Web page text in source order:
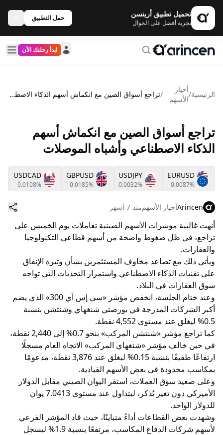
تحميل تطبيق أرينسن
تجربة أفضل على الجوال
حمل التطبيق
ابدأ رحلتك الآن
الرئيسية/
أخبار
الأسهم
/ تراجع أسواق الصين مع انكماش أسهم الذكاء الاصطناعي وأشباه الموصلات
تراجع أسواق الصين مع انكماش أسهم
الذكاء الاصطناعي وأشباه الموصلات
EURUSD
0.0087%
USDJPY
0.0032%
GBPUSD
0.0185%
USDCAD
0.0108%
Arincenأخبار الأسهممنذ 7 أشهر
أنهت غالبية مؤشرات الأسهم الصينية تعاملات يوم الخميس على
تراجع، في ظل ضغوط واضحة من أسهم قطاعي التكنولوجيا
والعقارات.
ويأتي ذلك مع تصاعد مخاوف المستثمرين بشأن وتيرة الإنفاق
على تقنيات الذكاء الاصطناعي واستمرار التحديات التي تواجه
سوق العقارات في البلاد.
وعند ختام الجلسة، انخفض مؤشر «سي إس آي 300» الذي يضم
أكبر الشركات المدرجة في بورصتي شنغهاي وشنتشن بنسبة
0.5% ليغلق عند مستوى 4,552 نقطة.
كما تراجع مؤشر «شنتشن المركب» بنحو 0.7% إلى 2,440 نقطة،
في حين خالف مؤشر «شنغهاي المركب» الاتجاه العام مسجلًا
ارتفاعًا طفيفًا بنسبة 0.15% ليغلق عند 3,876 نقطة، مدعومًا
بمكاسب محدودة في بعض الأسهم القيادية.
وعلى صعيد سوق العملات، استقر اليوان الصيني مقابل الدولار
الأميركي دون تغير يُذكر، ليتداول عند مستوى 7.0413 يوان
للدولار الواحد.
وشهدت بعض القطاعات أداءً متباينًا، حيث قاد المؤشر الفرعي
لأسهم شركات الدفاع المكاسب، مرتفعًا بنسبة 1.9% ليسجل